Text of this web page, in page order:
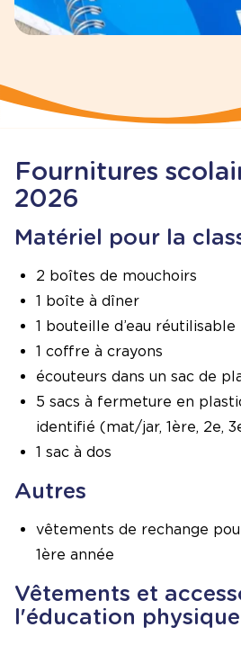
Fournitures
2026
Matériel pour la
2 boîtes de mouchoirs
1 boîte à dîner
1 bouteille d’eau réutilisable
1 coffre à crayons
écouteurs dans un sac de
5 sacs à fermeture en
identifié (mat/jar, 1ère, 2e,
1 sac à dos
Autres
vêtements de rechange
1ère année
Vêtements et
l'éducation physique